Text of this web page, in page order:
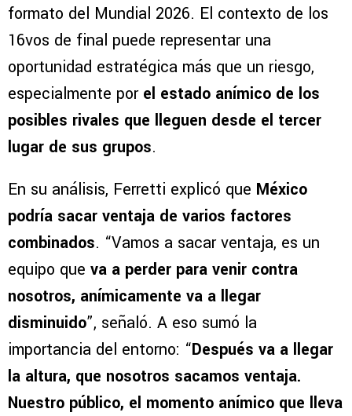
formato del Mundial 2026. El contexto de los
16vos de final puede representar una
oportunidad estratégica más que un riesgo,
especialmente por el estado anímico de los
posibles rivales que lleguen desde el tercer
lugar de sus grupos.
En su análisis, Ferretti explicó que México
podría sacar ventaja de varios factores
combinados. “Vamos a sacar ventaja, es un
equipo que va a perder para venir contra
nosotros, anímicamente va a llegar
disminuido”, señaló. A eso sumó la
importancia del entorno: “Después va a llegar
la altura, que nosotros sacamos ventaja.
Nuestro público, el momento anímico que lleva